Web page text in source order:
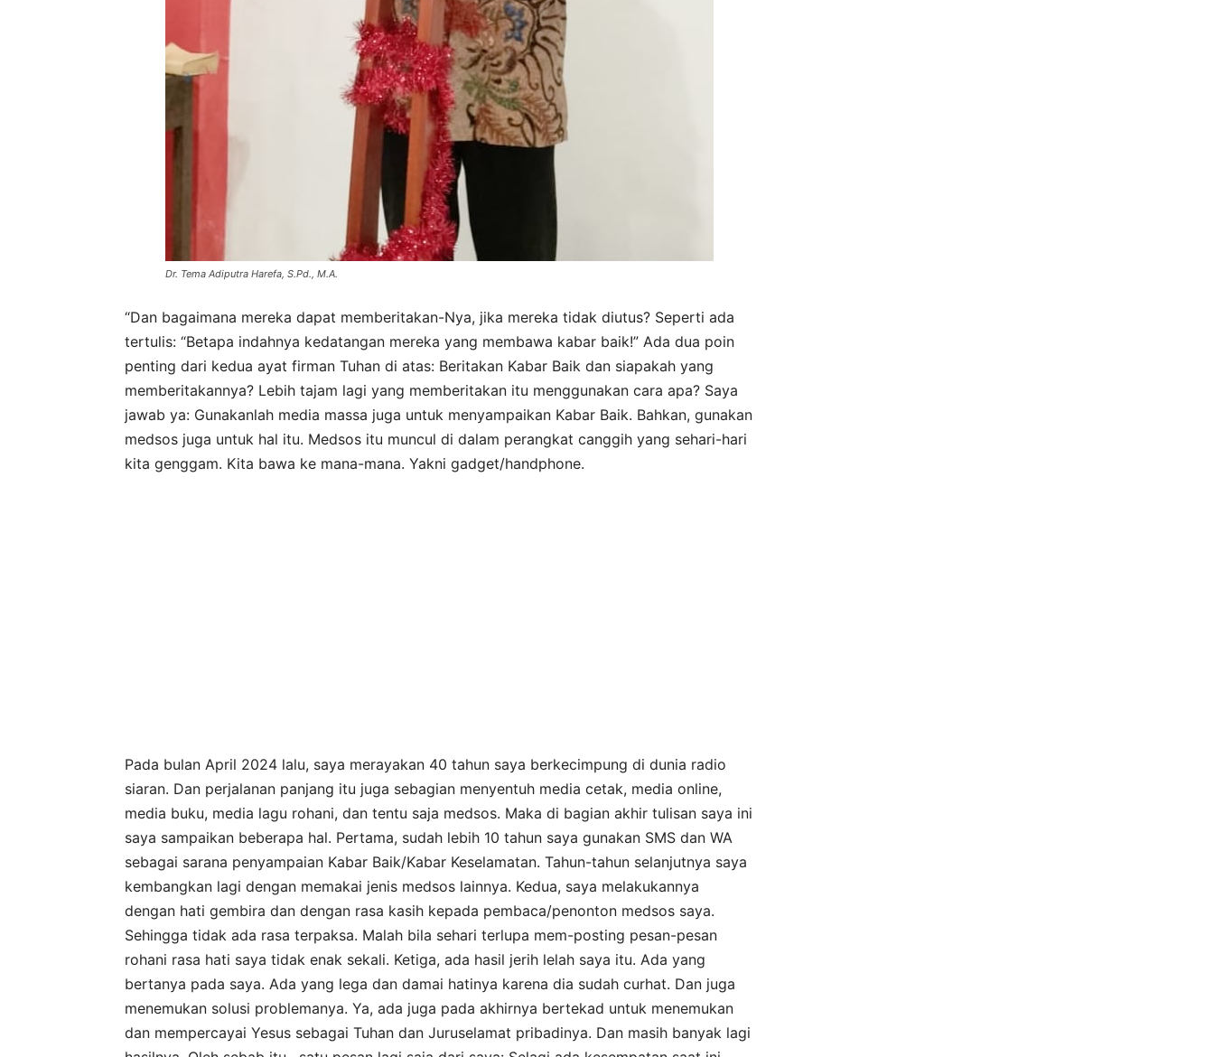
Dr. Tema Adiputra Harefa, S.Pd., M.A.
“Dan bagaimana mereka dapat memberitakan-Nya, jika mereka tidak diutus? Seperti ada
tertulis: “Betapa indahnya kedatangan mereka yang membawa kabar baik!” Ada dua poin
penting dari kedua ayat firman Tuhan di atas: Beritakan Kabar Baik dan siapakah yang
memberitakannya? Lebih tajam lagi yang memberitakan itu menggunakan cara apa? Saya
jawab ya: Gunakanlah media massa juga untuk menyampaikan Kabar Baik. Bahkan, gunakan
medsos juga untuk hal itu. Medsos itu muncul di dalam perangkat canggih yang sehari-hari
kita genggam. Kita bawa ke mana-mana. Yakni gadget/handphone.
Pada bulan April 2024 lalu, saya merayakan 40 tahun saya berkecimpung di dunia radio
siaran. Dan perjalanan panjang itu juga sebagian menyentuh media cetak, media online,
media buku, media lagu rohani, dan tentu saja medsos. Maka di bagian akhir tulisan saya ini
saya sampaikan beberapa hal. Pertama, sudah lebih 10 tahun saya gunakan SMS dan WA
sebagai sarana penyampaian Kabar Baik/Kabar Keselamatan. Tahun-tahun selanjutnya saya
kembangkan lagi dengan memakai jenis medsos lainnya. Kedua, saya melakukannya
dengan hati gembira dan dengan rasa kasih kepada pembaca/penonton medsos saya.
Sehingga tidak ada rasa terpaksa. Malah bila sehari terlupa mem-posting pesan-pesan
rohani rasa hati saya tidak enak sekali. Ketiga, ada hasil jerih lelah saya itu. Ada yang
bertanya pada saya. Ada yang lega dan damai hatinya karena dia sudah curhat. Dan juga
menemukan solusi problemanya. Ya, ada juga pada akhirnya bertekad untuk menemukan
dan mempercayai Yesus sebagai Tuhan dan Juruselamat pribadinya. Dan masih banyak lagi